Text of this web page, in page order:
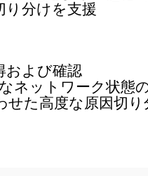
り分けを支援
および確認
ネットワーク状態
せた高度な原因切り